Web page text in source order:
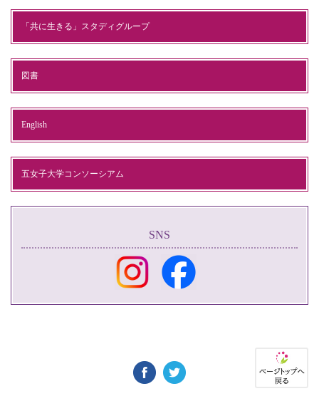
「共に生きる」スタディグループ
図書
English
五女子大学コンソーシアム
SNS